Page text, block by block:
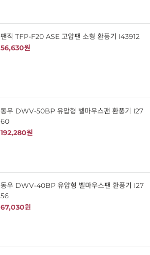
팬직 TFP-F20 ASE 고압팬 소형 환풍기 I43912
56,630원
동우 DWV-50BP 유압형 벨마우스팬 환풍기 I27
60
192,280원
동우 DWV-40BP 유압형 벨마우스팬 환풍기 I27
56
67,030원